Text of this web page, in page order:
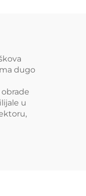
dugo
u